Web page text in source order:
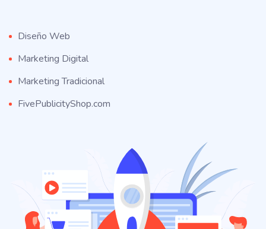
Diseño Web
Marketing Digital
Marketing Tradicional
FivePublicityShop.com